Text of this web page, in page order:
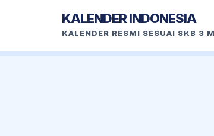
KALENDER INDONESIA
KALENDER RESMI SESUAI SKB 3